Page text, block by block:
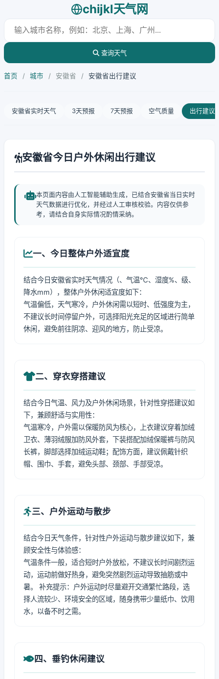
chijkl天气网
查询天气
首页 / 城市 / 安徽省 / 安徽省出行建议
安徽省实时天气 3天预报 7天预报 空气质量 出行建议
安徽省今日户外休闲出行建议
本页面内容由人工智能辅助生成，已结合安徽省当日实时
天气数据进行优化，并经过人工审核校验。内容仅供参
考，请结合自身实际情况酌情采纳。
一、今日整体户外适宜度
结合今日安徽省实时天气情况（、气温℃、湿度%、级、
降水mm），整体户外休闲适宜度如下：
气温偏低，天气寒冷，户外休闲需以短时、低强度为主，
不建议长时间停留户外，可选择阳光充足的区域进行简单
休闲，避免前往阴凉、迎风的地方，防止受凉。
二、穿衣穿搭建议
结合今日气温、风力及户外休闲场景，针对性穿搭建议如
下，兼顾舒适与实用性：
气温寒冷，户外需以保暖防风为核心，上衣建议穿着加绒
卫衣、薄羽绒服加防风外套，下装搭配加绒保暖裤与防风
长裤，脚部选择加绒运动鞋；配饰方面，建议佩戴针织
帽、围巾、手套，避免头部、颈部、手部受凉。
三、户外运动与散步
结合今日天气条件，针对性户外运动与散步建议如下，兼
顾安全性与体验感：
气温条件一般，适合短时户外放松，不建议长时间剧烈运
动，运动前做好热身，避免突然剧烈运动导致抽筋或中
暑。 补充提示：户外运动时尽量避开交通繁忙路段，选
择人流较少、环境安全的区域，随身携带少量纸巾、饮用
水，以备不时之需。
四、垂钓休闲建议